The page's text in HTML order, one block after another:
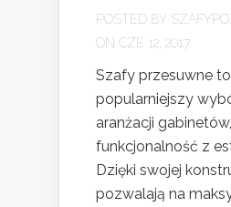
POSTED BY
ON CZE 12, 2017
Szafy przesuwne
popularniejszy
aranżacji
funkcjonalność z
Dzięki swojej
pozwalają na